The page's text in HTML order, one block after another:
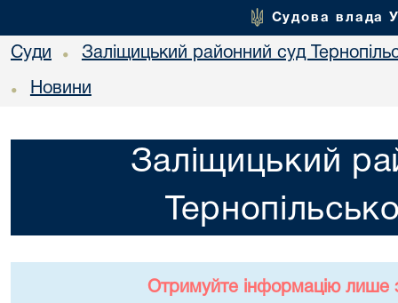
Судова влада
Суди • Заліщицький районний суд
• Новини
Заліщицький
Отримуйте інформацію лише